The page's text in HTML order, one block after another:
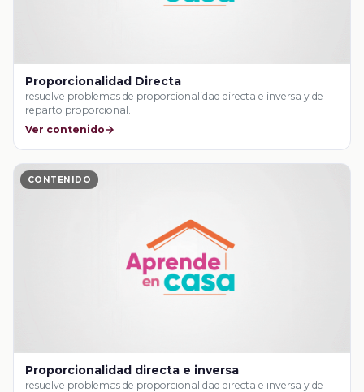
Proporcionalidad Directa
resuelve problemas de proporcionalidad directa e inversa y de
reparto proporcional.
Ver contenido
CONTENIDO
Proporcionalidad directa e inversa
resuelve problemas de proporcionalidad directa e inversa y de